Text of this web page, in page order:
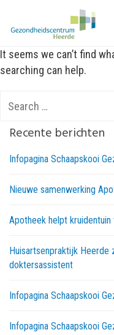
It seems we can’t find
searching can help.
for:
Recente berichten
Infopagina Schaapskooi
Nieuwe samenwerking
Apotheek helpt
Huisartsenpraktijk Heerde
doktersassistent
Infopagina Schaapskooi
Infopagina Schaapskooi